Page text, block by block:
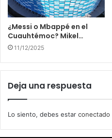
¿Messi o Mbappé en el
Cuauhtémoc? Mikel…
11/12/2025
Deja una respuesta
Lo siento, debes estar conectado